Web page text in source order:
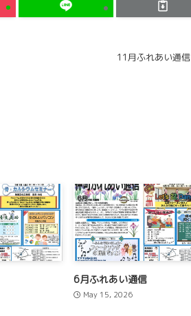
11月ふれあい通信
6月ふれあい通信
May 15, 2026